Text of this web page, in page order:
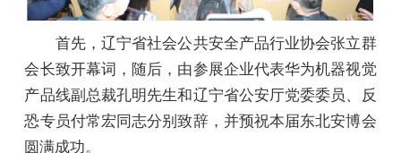
首先，辽宁省社会公共安全产品行业协会张立群
会长致开幕词，随后，由参展企业代表华为机器视觉
产品线副总裁孔明先生和辽宁省公安厅党委委员、反
恐专员付常宏同志分别致辞，并预祝本届东北安博会
圆满成功。